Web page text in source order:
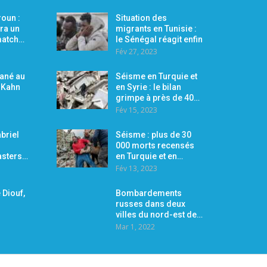
:
un
au
Diouf,
Situation des
migrants en Tunisie :
le Sénégal réagit enfin
Fév 27, 2023
Séisme en Turquie et
en Syrie : le bilan
grimpe à près de 40…
Fév 15, 2023
Séisme : plus de 30
000 morts recensés
en Turquie et en…
Fév 13, 2023
Bombardements
russes dans deux
villes du nord-est de…
Mar 1, 2022